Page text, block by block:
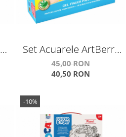
Set Acuarele ArtBerry
Finger Paints cu Aloe
Vera
45,00 RON
40,50 RON
-10%